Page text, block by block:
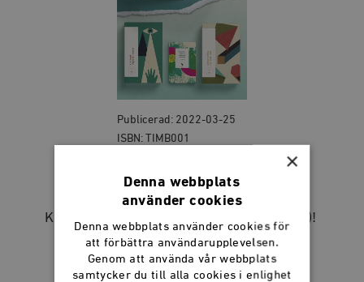
Publicerad: 2022-03-25
ISBN: TIMB001
PAKET: Alla Hayeks böcker
Köp alla Hayeks böcker (som vi har gett ut)!
390kr
×
Denna webbplats
använder cookies
Denna webbplats använder cookies för
att förbättra användarupplevelsen.
Genom att använda vår webbplats
samtycker du till alla cookies i enlighet